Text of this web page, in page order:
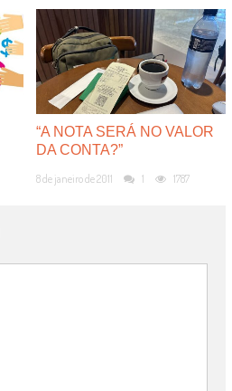
“A NOTA SERÁ NO VALOR
DA CONTA?”
8 de janeiro de 2011 1 1787